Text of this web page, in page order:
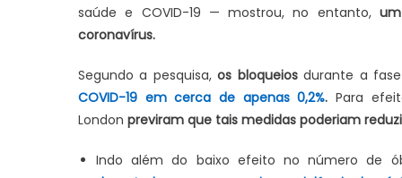
saúde e COVID-19 — mostrou, no entanto,
coronavírus.
Segundo a pesquisa,os bloqueiosdurante a
COVID-19 em cerca de apenas 0,2%.Para
London previram que tais medidas poderiam
Indo além do baixo efeito no número de